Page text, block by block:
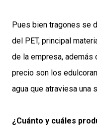
Pues bien tragones se
del PET, principal
de la empresa, además
precio son los
agua que atraviesa una
¿Cuánto y cuáles